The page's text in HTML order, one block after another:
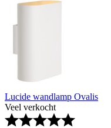
Lucide wandlamp Ovalis
Veel verkocht